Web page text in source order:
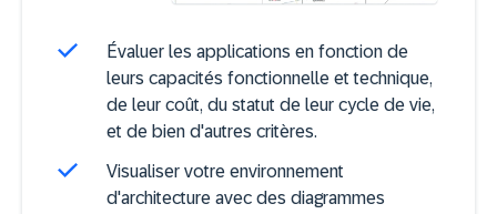
Évaluer les applications en fonction de
leurs capacités fonctionnelle et technique,
de leur coût, du statut de leur cycle de vie,
et de bien d'autres critères.
Visualiser votre environnement
d'architecture avec des diagrammes